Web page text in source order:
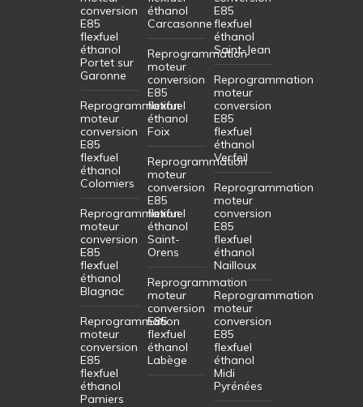
conversion
E85
flexfuel
éthanol
Portet sur
Garonne
Reprogrammation
moteur
conversion
E85
flexfuel
éthanol
Colomiers
Reprogrammation
moteur
conversion
E85
flexfuel
éthanol
Blagnac
Reprogrammation
moteur
conversion
E85
flexfuel
éthanol
Pamiers
éthanol
Carcasonne
Reprogrammation
moteur
conversion
E85
flexfuel
éthanol
Foix
Reprogrammation
moteur
conversion
E85
flexfuel
éthanol
Saint-
Orens
Reprogrammation
moteur
conversion
E85
flexfuel
éthanol
Labège
E85
flexfuel
éthanol
Saint-Jean
Reprogrammation
moteur
conversion
E85
flexfuel
éthanol
Verfeil
Reprogrammation
moteur
conversion
E85
flexfuel
éthanol
Nailloux
Reprogrammation
moteur
conversion
E85
flexfuel
éthanol
Midi
Pyrénées